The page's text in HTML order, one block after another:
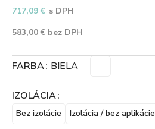
717,09€ s DPH
583,00€ bez DPH
FARBA BIELA
IZOLÁCIA
Bez izolácie Izolácia / bez aplikácie